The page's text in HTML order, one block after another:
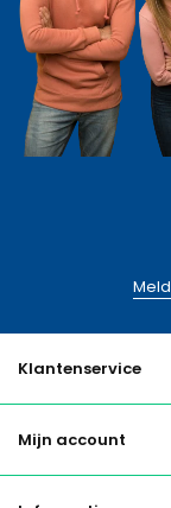
Klantenservice
Mijn account